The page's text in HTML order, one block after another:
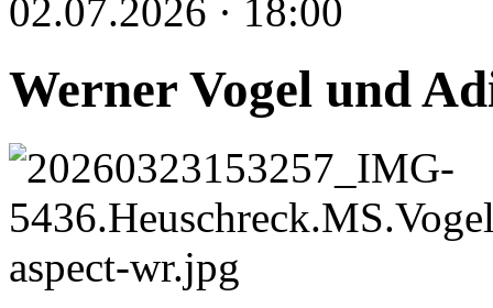
02.07.2026 · 18:00
Werner Vogel und